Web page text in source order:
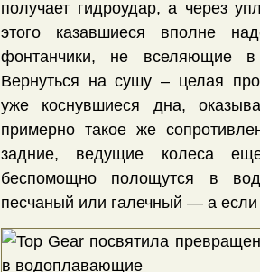
получает гидроудар, а через
этого казавшиеся вполне
фонтанчики, не вселяющие в
Вернуться на сушу – целая
уже коснувшиеся дна,
примерно такое же
задние, ведущие колеса
беспомощно полощутся в
песчаный или галечный — а